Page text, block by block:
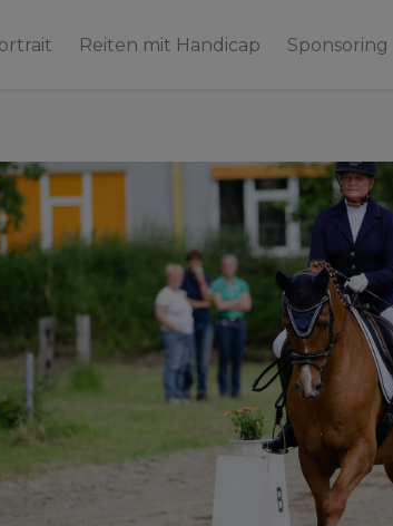
Reiten mit Handicap Sponsoring